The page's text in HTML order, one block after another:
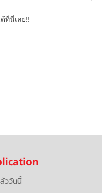
ที่นี่เลย!!
ววันนี้